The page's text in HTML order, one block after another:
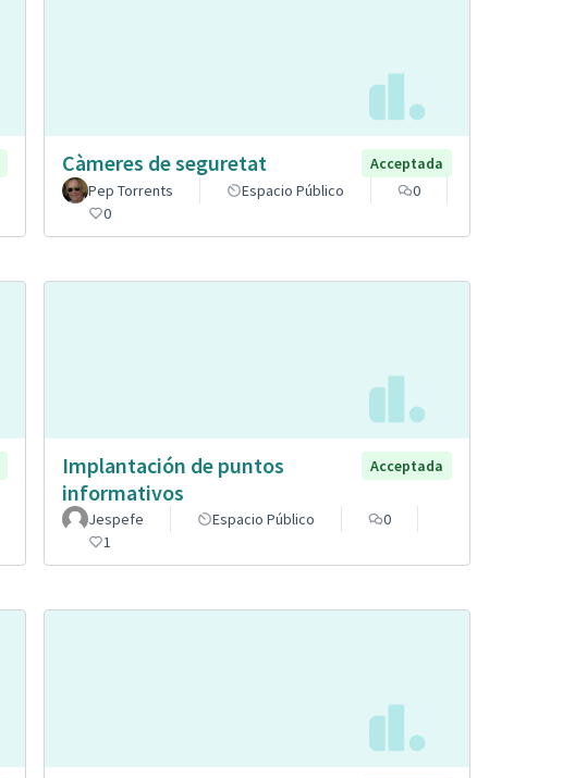
Càmeres de seguretat
Acceptada
Pep Torrents
Espacio Público
0
0
Implantación de puntos
informativos
Acceptada
Jespefe Espacio Público
0
1